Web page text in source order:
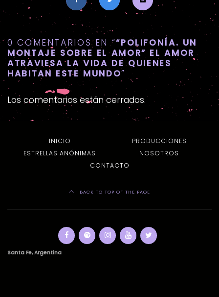
0 COMENTARIOS EN ““POLIFONÍA. UN
MONTAJE SOBRE EL AMOR” EL AMOR
ATRAVIESA LA VIDA DE QUIENES
HABITAN ESTE MUNDO”
Los comentarios están cerrados.
INICIO
PRODUCCIONES
ESTRELLAS ANÓNIMAS
NOSOTROS
CONTACTO
BACK TO TOP OF THE PAGE
Santa Fe, Argentina